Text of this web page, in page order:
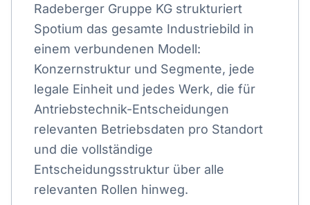
Radeberger Gruppe KG strukturiert
Spotium das gesamte Industriebild in
einem verbundenen Modell:
Konzernstruktur und Segmente, jede
legale Einheit und jedes Werk, die für
Antriebstechnik-Entscheidungen
relevanten Betriebsdaten pro Standort
und die vollständige
Entscheidungsstruktur über alle
relevanten Rollen hinweg.